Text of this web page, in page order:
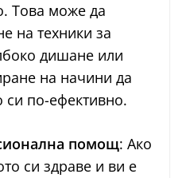
Това може да
на техники за
дишане или
на начини да
си по-ефективно.
помощ: Ако
си здраве и ви е